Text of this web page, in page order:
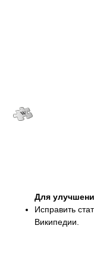
Для
Исправить
Википедии.